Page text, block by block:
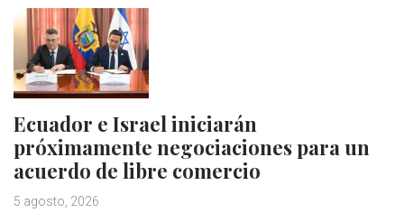
Ecuador e Israel iniciarán
próximamente negociaciones para un
acuerdo de libre comercio
5 agosto, 2026